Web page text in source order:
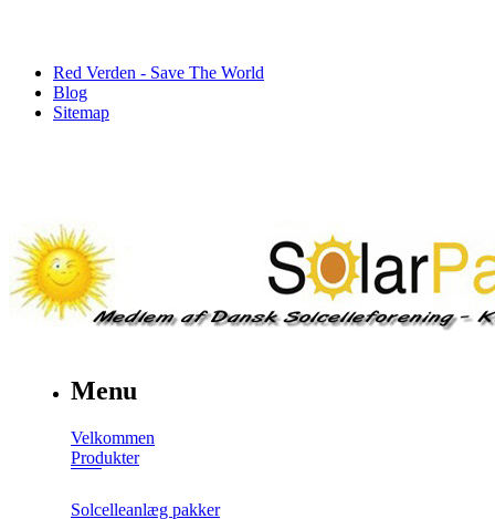
Red Verden - Save The World
Blog
Sitemap
Menu
Velkommen
Produkter
Solcelleanlæg pakker